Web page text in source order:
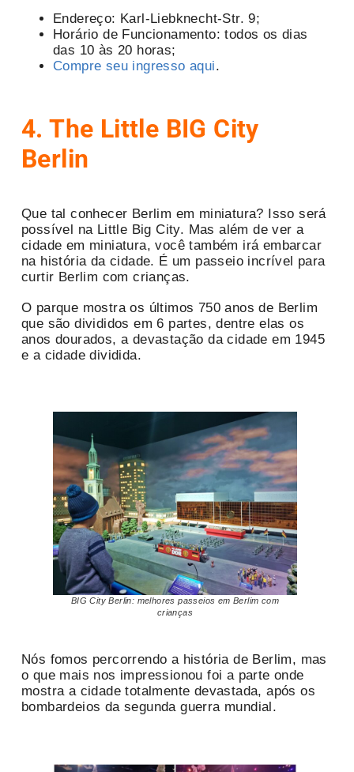
Endereço: Karl-Liebknecht-Str. 9;
Horário de Funcionamento: todos os dias
das 10 às 20 horas;
Compre seu ingresso aqui.
4. The Little BIG City
Berlin
Que tal conhecer Berlim em miniatura? Isso será
possível na Little Big City. Mas além de ver a
cidade em miniatura, você também irá embarcar
na história da cidade. É um passeio incrível para
curtir Berlim com crianças.
O parque mostra os últimos 750 anos de Berlim
que são divididos em 6 partes, dentre elas os
anos dourados, a devastação da cidade em 1945
e a cidade dividida.
BIG City Berlin: melhores passeios em Berlim com
crianças
Nós fomos percorrendo a história de Berlim, mas
o que mais nos impressionou foi a parte onde
mostra a cidade totalmente devastada, após os
bombardeios da segunda guerra mundial.